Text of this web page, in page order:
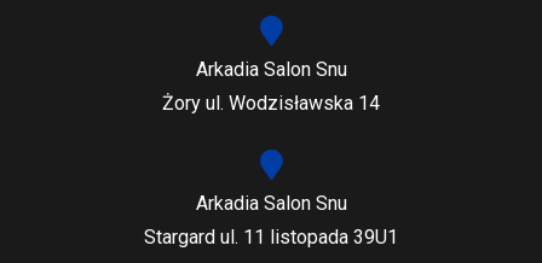
Arkadia Salon Snu
Żory ul. Wodzisławska 14
Arkadia Salon Snu
Stargard ul. 11 listopada 39U1